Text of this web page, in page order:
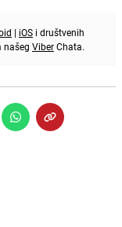
| iOS i društvenih
našeg ViberChata.